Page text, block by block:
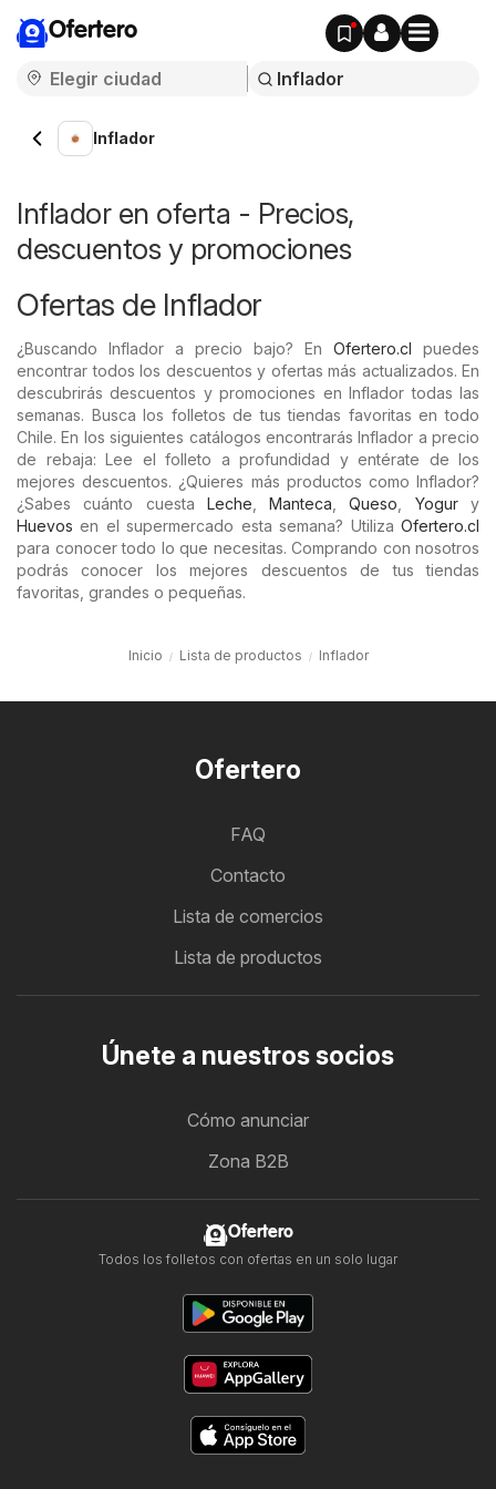
Ofertero
Inflador
Inflador en oferta - Precios,
descuentos y promociones
Ofertas de Inflador
¿Buscando Inflador a precio bajo? En Ofertero.cl puedes
encontrar todos los descuentos y ofertas más actualizados. En
descubrirás descuentos y promociones en Inflador todas las
semanas. Busca los folletos de tus tiendas favoritas en todo
Chile. En los siguientes catálogos encontrarás Inflador a precio
de rebaja: Lee el folleto a profundidad y entérate de los
mejores descuentos. ¿Quieres más productos como Inflador?
¿Sabes cuánto cuesta Leche ,Manteca ,Queso Yogury
Huevos en el supermercado esta semana? Utiliza Ofertero.cl
para conocer todo lo que necesitas. Comprando con nosotros
podrás conocer los mejores descuentos de tus tiendas
favoritas, grandes o pequeñas.
Inicio Lista de productos Inflador
Ofertero
FAQ
Contacto
Lista de comercios
Lista de productos
Únete a nuestros socios
Cómo anunciar
Zona B2B
Ofertero
Todos los folletos con ofertas en un solo lugar